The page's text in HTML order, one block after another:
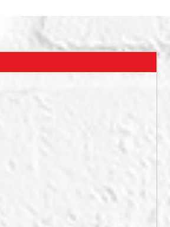
老家，由其自行居住使用，
無出租、出借，建物無其餘
二、本件經現場初步調查建
額龐大，投標人仍宜自行查
況不符，均不得以此為由聲
三、本件拍賣之不動產建物